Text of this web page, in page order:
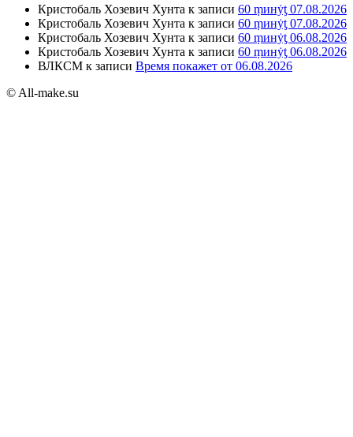
Кристобаль Хозевич Хунта к записи 60 ṃинẏƫ 07.08.2026
Кристобаль Хозевич Хунта к записи 60 ṃинẏƫ 07.08.2026
Кристобаль Хозевич Хунта к записи 60 ṃинẏƫ 06.08.2026
Кристобаль Хозевич Хунта к записи 60 ṃинẏƫ 06.08.2026
ВЛКСМ к записи Время покажет от 06.08.2026
© All-make.su